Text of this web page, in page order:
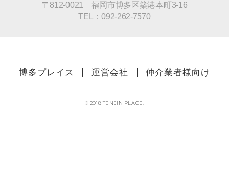
〒812-0021 福岡市博多区築港本町3-16
TEL：092-262-7570
博多プレイス 運営会社 仲介業者様向け
© 2018 TENJIN PLACE.